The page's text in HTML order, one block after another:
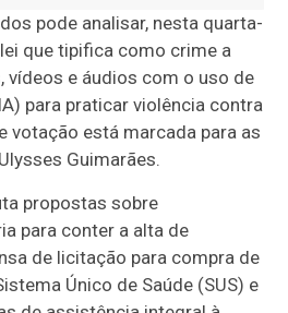
pode analisar, nesta quarta-
que tipifica como crime a
vídeos e áudios com o uso de
para praticar violência contra
votação está marcada para as
Guimarães.
propostas sobre
para conter a alta de
de licitação para compra de
Único de Saúde (SUS) e